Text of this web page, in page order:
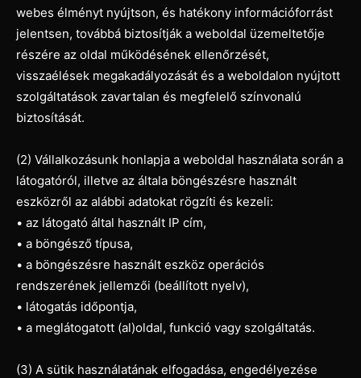
webes élményt nyújtson, és hatékony információforrást
jelentsen, továbbá biztosítják a weboldal üzemeltetője
részére az oldal működésének ellenőrzését,
visszaélések megakadályozását és a weboldalon nyújtott
szolgáltatások zavartalan és megfelelő színvonalú
biztosítását.
(2) Vállalkozásunk honlapja a weboldal használata során a
látogatóról, illetve az általa böngészésre használt
eszközről az alábbi adatokat rögzíti és kezeli:
• az látogató által használt IP cím,
• a böngésző típusa,
• a böngészésre használt eszköz operációs
rendszerének jellemzői (beállított nyelv),
• látogatás időpontja,
• a meglátogatott (al)oldal, funkció vagy szolgáltatás.
(3) A sütik használatának elfogadása, engedélyezése